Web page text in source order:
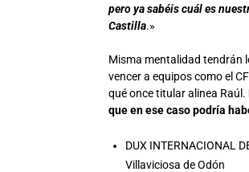
pero ya sabéis cuál es
Castilla.»
Misma mentalidad tendrán
vencer a equipos como el CF
qué once titular alinea Raúl.
que en ese caso podría
DUX INTERNACIONAL
Villaviciosa de Odón